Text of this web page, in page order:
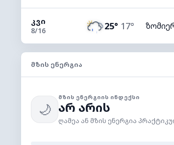
ᲙᲕᲘ
8/16 25° 17°
ᲛᲖᲘᲡ ᲔᲜᲔᲠᲒᲘᲐ
🌙
ᲛᲖᲘᲡ ᲔᲜᲔᲠᲒᲘᲘᲡ ᲘᲜᲓᲔᲥᲡᲘ
არ არის
ღამეა ან მზის ენერგია